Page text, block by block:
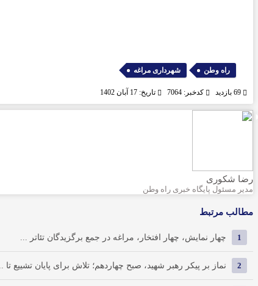
راه وطن , شهرداری مراغه
کدخبر: 7064 تاریخ: 17 آبان 1402
رضا شکوری
مدیر مسئول پایگاه خبری راه وطن
مطالب مرتبط
1 چهار نمایش، چهار افتخار، مراغه در جمع برگزیدگان تئاتر ...
2 نماز بر پیکر رهبر شهید، صبح چهاردهم؛ تلاش برای پایان تشییع تا ...